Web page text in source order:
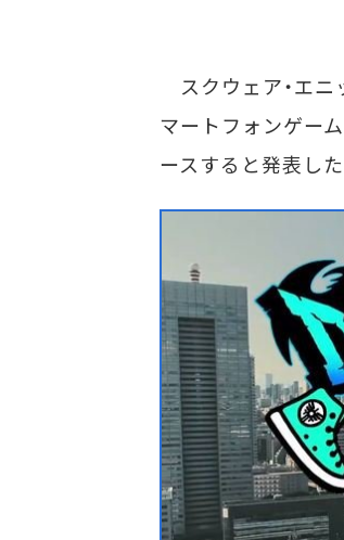
スクウェア・エニ
マートフォンゲー
ースすると発表し